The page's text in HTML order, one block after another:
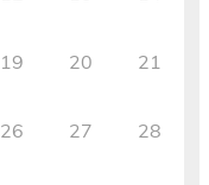
19 20 21
26 27 28